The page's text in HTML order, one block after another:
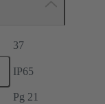
37
IP65
Pg 21